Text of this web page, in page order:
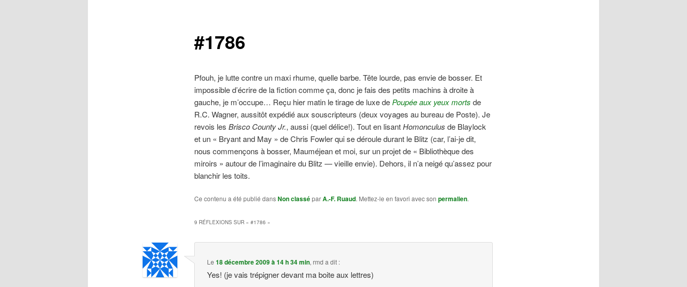
#1786
Pfouh, je lutte contre un maxi rhume, quelle barbe. Tête lourde, pas envie de bosser. Et
impossible d’écrire de la fiction comme ça, donc je fais des petits machins à droite à
gauche, je m’occupe… Reçu hier matin le tirage de luxe de Poupée aux yeux morts de
R.C. Wagner, aussitôt expédié aux souscripteurs (deux voyages au bureau de Poste). Je
revois les Brisco County Jr., aussi (quel délice!). Tout en lisantHomonculus de Blaylock
et un « Bryant and May » de Chris Fowler qui se déroule durant le Blitz (car, l’ai-je dit,
nous commençons à bosser, Mauméjean et moi, sur un projet de « Bibliothèque des
miroirs » autour de l’imaginaire du Blitz — vieille envie). Dehors, il n’a neigé qu’assez pour
blanchir les toits.
Ce contenu a été publié dansNon classéparA.-F. Ruaud. Mettez-le en favori avec son permalien.
9 RÉFLEXIONS SUR « #1786 »
Le18 décembre 2009 à 14 h 34 min,rmd a dit :
Yes! (je vais trépigner devant ma boite aux lettres)